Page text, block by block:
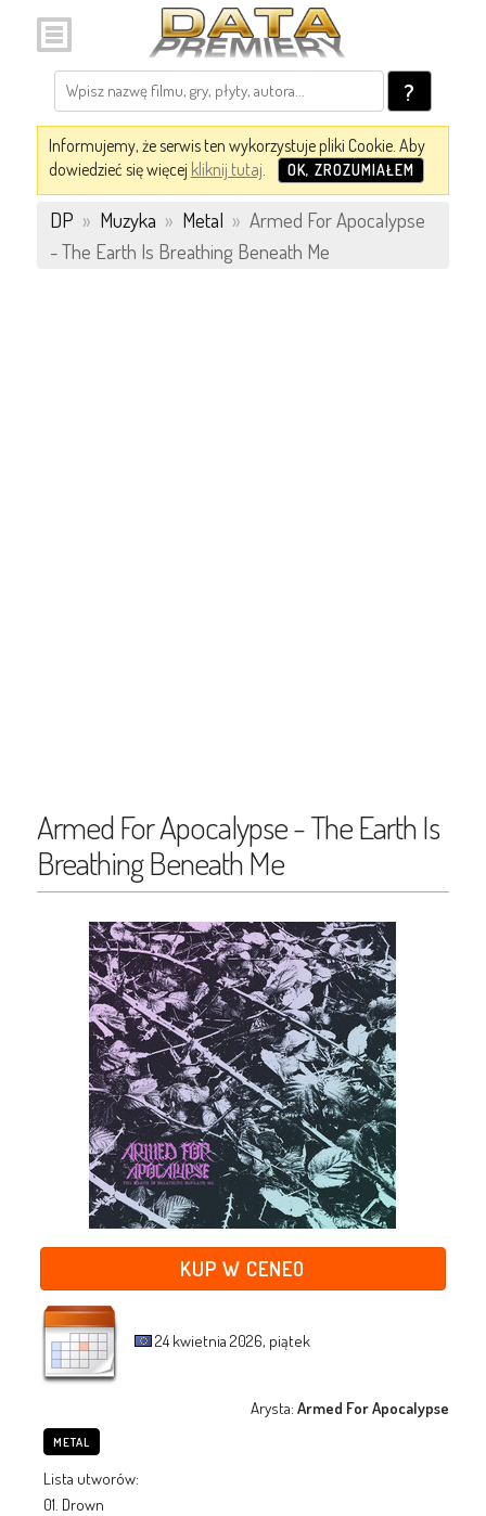
?
Informujemy, że serwis ten wykorzystuje pliki Cookie. Aby
dowiedzieć się więcej kliknij tutaj. OK, ZROZUMIAŁEM
DP » Muzyka » Metal » Armed For Apocalypse
- The Earth Is Breathing Beneath Me
Armed For Apocalypse - The Earth Is
Breathing Beneath Me
KUP W CENEO
24 kwietnia 2026, piątek
Arysta:Armed For Apocalypse
METAL
Lista utworów:
01. Drown